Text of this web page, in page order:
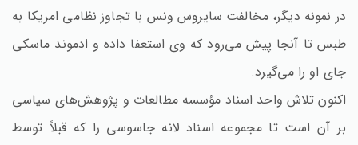
در نمونه دیگر، مخالفت سایروس ونس با تجاوز نظامی امریکا به
طبس تا آنجا پیش می‌رود که وی استعفا داده و ادموند ماسکی
جای او را می‌گیرد.
اکنون تلاش واحد اسناد مؤسسه مطالعات و پژوهش‌های سیاسی
بر آن است تا مجموعه اسناد لانه جاسوسی را که قبلاً توسط